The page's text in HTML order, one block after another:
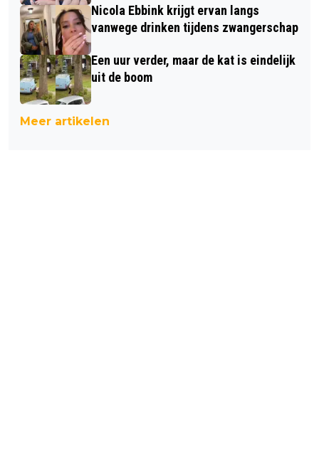
Nicola Ebbink krijgt ervan langs
vanwege drinken tijdens zwangerschap
Een uur verder, maar de kat is eindelijk
uit de boom
Meer artikelen